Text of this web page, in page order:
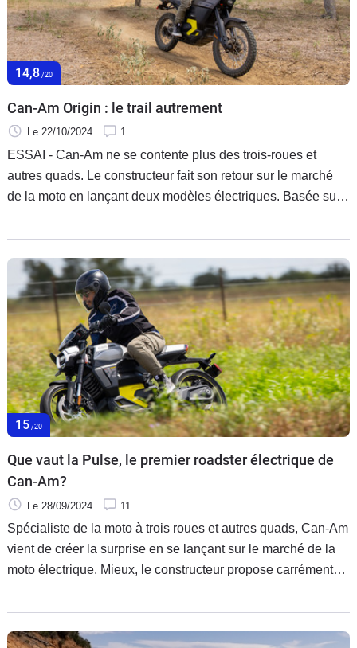
14,8 /20
Can-Am Origin : le trail autrement
Le 22/10/2024 1
ESSAI - Can-Am ne se contente plus des trois-roues et
autres quads. Le constructeur fait son retour sur le marché
de la moto en lançant deux modèles électriques. Basée sur
adopte une philosophie différente et vise les adeptes du trail.
Nous avons pu l'essayer en avant-première.
15 /20
Que vaut la Pulse, le premier roadster électrique de
Can-Am?
Le 28/09/2024 11
Spécialiste de la moto à trois roues et autres quads, Can-Am
vient de créer la surprise en se lançant sur le marché de la
moto électrique. Mieux, le constructeur propose carrément
Voici l'essai de la dernière.